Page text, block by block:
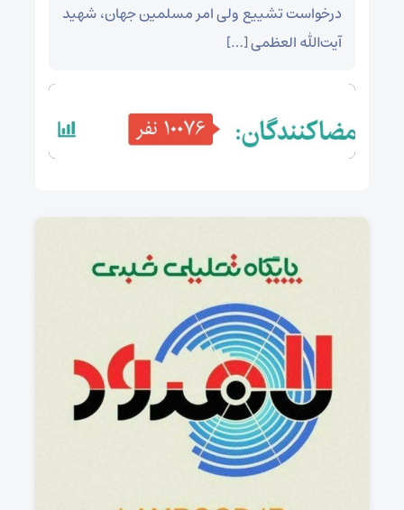
درخواست تشییع ولی امر مسلمین جهان، شهید
آیت‌الله العظمی […]